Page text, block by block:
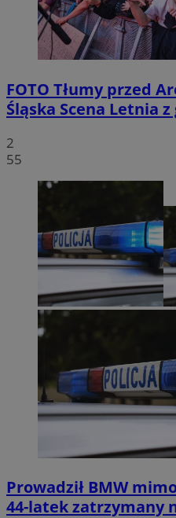
FOTO Tłumy przed
Śląska Scena Letnia
2
55
Prowadził BMW
44-latek zatrzymany